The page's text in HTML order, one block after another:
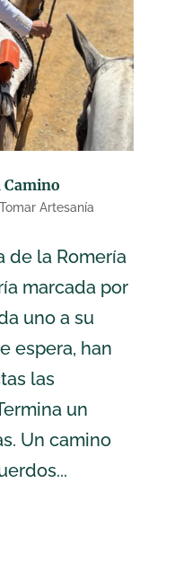
Camino
Tomar Artesanía
de la Romería
marcada por
uno a su
espera, han
las
un
Un camino